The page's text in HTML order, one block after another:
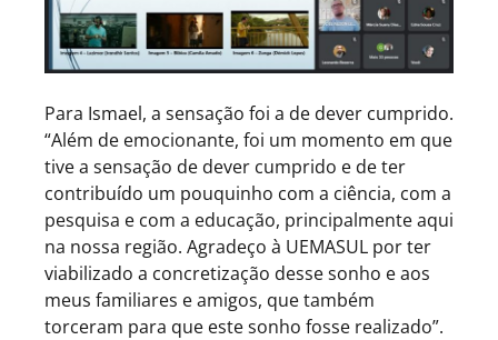
Para Ismael, a sensação foi a de dever cumprido.
“Além de emocionante, foi um momento em que
tive a sensação de dever cumprido e de ter
contribuído um pouquinho com a ciência, com a
pesquisa e com a educação, principalmente aqui
na nossa região. Agradeço à UEMASUL por ter
viabilizado a concretização desse sonho e aos
meus familiares e amigos, que também
torceram para que este sonho fosse realizado”.